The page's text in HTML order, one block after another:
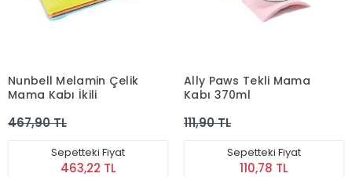
Nunbell Melamin Çelik
Mama Kabı İkili
467,90 TL
Sepetteki Fiyat
463,22 TL
Ally Paws Tekli Mama
Kabı 370ml
111,90 TL
Sepetteki Fiyat
110,78 TL